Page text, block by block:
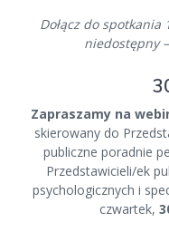
Dołącz do spotkania
niedostępny
Zapraszamy na
skierowany do
publiczne poradnie
Przedstawicieli/ek
psychologicznych i
czwartek,